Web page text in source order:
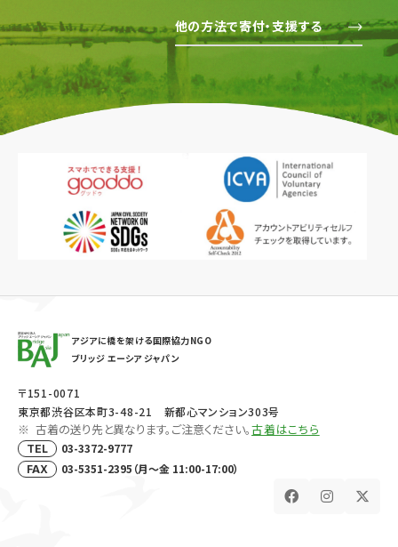
他の方法で寄付・支援する
アジアに橋を架ける国際協力NGO
ブリッジ エーシア ジャパン
〒151-0071
東京都渋谷区本町3-48-21 新都心マンション303号
古着の送り先と異なります。ご注意ください。古着はこちら
TEL 03-3372-9777
FAX 03-5351-2395（月～金 11:00-17:00）